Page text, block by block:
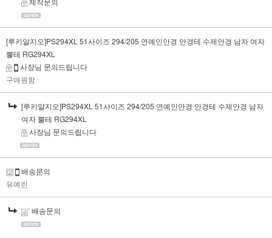
[루키알지오]PS294XL 51사이즈 294/205 연예인안경 안경테 수제안경 남자 여자
뿔테 RG294XL
사장님 문의드립니다
구매원함
[루키알지오]PS294XL 51사이즈 294/205 연예인안경 안경테 수제안경 남자
여자 뿔테 RG294XL
사장님 문의드립니다
배송문의
유예린
배송문의